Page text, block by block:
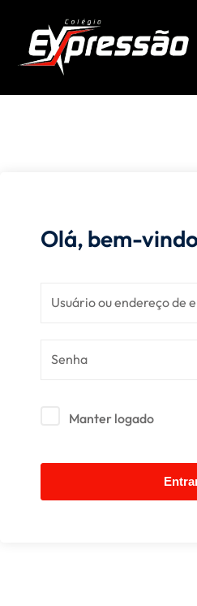
Olá, bem-
Manter logado